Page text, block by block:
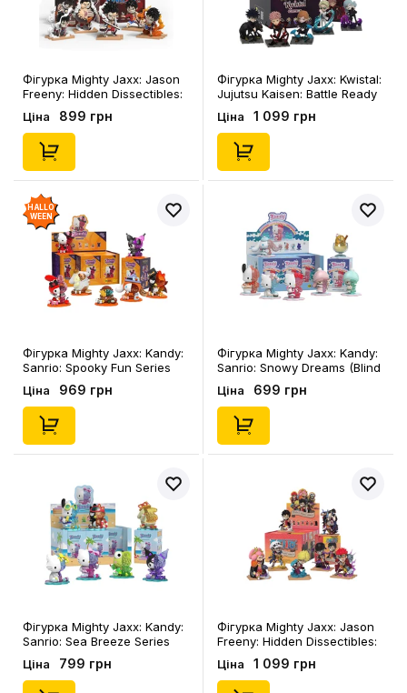
Фігурка Mighty Jaxx: Jason
Freeny: Hidden Dissectibles:
One Piece: Luffy's Gears
Edition (Blind Box: 1 з 7),
(818252)
Ціна 899 грн
Фігурка Mighty Jaxx: Kwistal:
Jujutsu Kaisen: Battle Ready
Series (Blind Box: 1 з 7),
(818665)
Ціна 1 099 грн
HALLO
WEEN
Фігурка Mighty Jaxx: Kandy:
Sanrio: Spooky Fun Series
(Blind Box: 1 з 7), (18207)
Ціна 969 грн
Фігурка Mighty Jaxx: Kandy:
Sanrio: Snowy Dreams (Blind
Box: 1 з 7), (81802)
Ціна 699 грн
Фігурка Mighty Jaxx: Kandy:
Sanrio: Sea Breeze Series
(Blind Box: 1 з 7), (278471)
Ціна 799 грн
Фігурка Mighty Jaxx: Jason
Freeny: Hidden Dissectibles:
One Piece: Wano Arc Edition
(Blind Box: 1 з 7), (289286)
Ціна 1 099 грн